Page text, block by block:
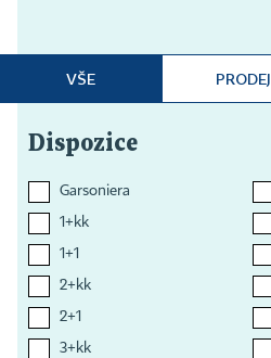
VŠE PRODEJ
Dispozice
Garsoniera
1+kk
1+1
2+kk
2+1
3+kk